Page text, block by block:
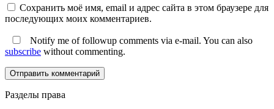
Сохранить моё имя, email и адрес сайта в этом браузере для
последующих моих комментариев.
Notify me of followup comments via e-mail. You can also
subscribe without commenting.
Разделы права